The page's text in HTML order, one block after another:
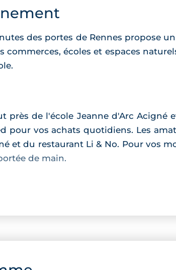
des portes de Rennes propose
écoles et espaces
près de l'école Jeanne d'Arc Acigné
pour vos achats quotidiens. Les
et du restaurant Li & No. Pour vos
de main.
est constituée d'un immeuble de